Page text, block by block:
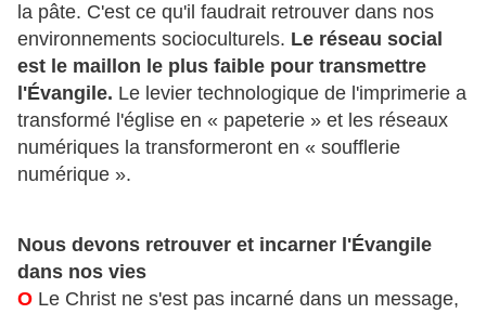
la pâte. C'est ce qu'il faudrait retrouver dans nos
environnements socioculturels. Le réseau social
est le maillon le plus faible pour transmettre
l'Évangile. Le levier technologique de l'imprimerie a
transformé l'église en « papeterie » et les réseaux
numériques la transformeront en « soufflerie
numérique ».
Nous devons retrouver et incarner l'Évangile
dans nos vies
O Le Christ ne s'est pas incarné dans un message,